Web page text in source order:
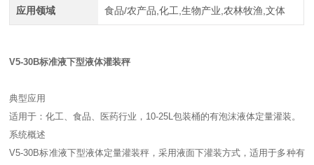
应用领域 食品/农产品,化工,生物产业,农林牧渔,文体
V5-30B标准液下型液体灌装秤
典型应用
适用于：化工、食品、医药行业，10-25L包装桶的有泡沫液体定量灌装。
系统概述
V5-30B标准液下型液体定量灌装秤，采用液面下灌装方式，适用于多种有